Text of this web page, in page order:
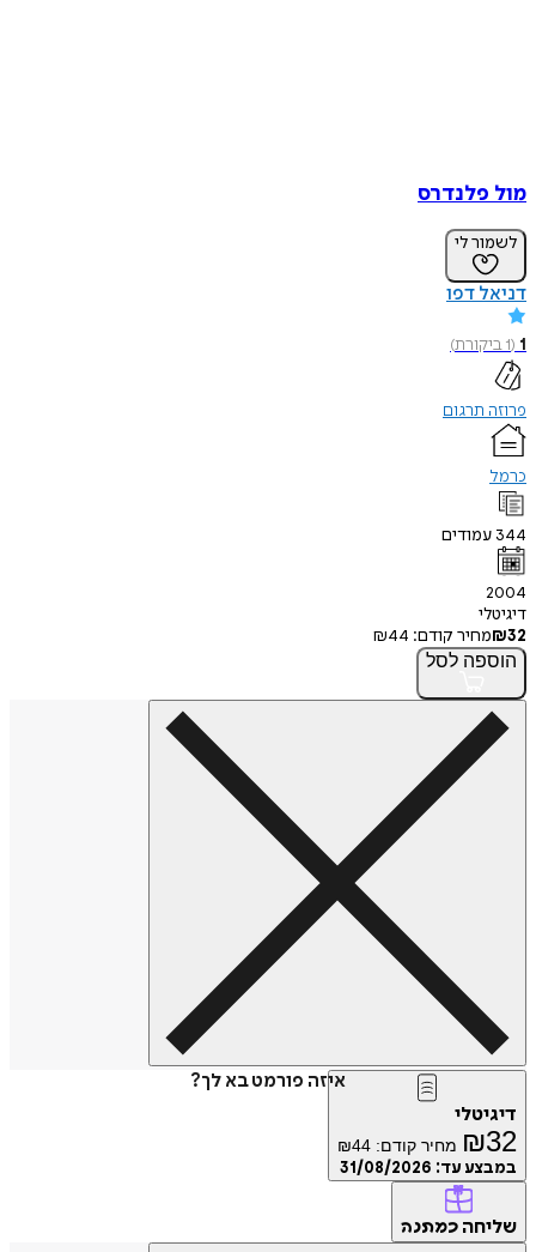
מול פלנדרס
לשמור לי
דניאל דפו
1
(
1ביקורת)
פרוזה תרגום
כרמל
344 עמודים
2004
דיגיטלי
₪32 מחיר קודם: ₪44
הוספה לסל
איזה פורמט בא לך?
דיגיטלי
₪32 מחיר קודם: ₪44
במבצע עד: 31/08/2026
שליחה כמתנה